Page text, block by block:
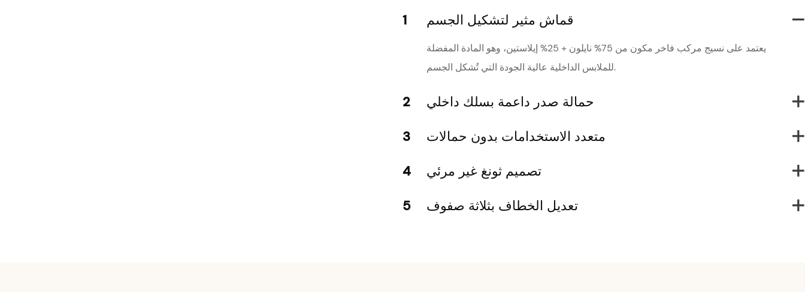
1 قماش مثير لتشكيل الجسم
يعتمد على نسيج مركب فاخر مكون من 75% نايلون + 25% إيلاستين، وهو المادة المفضلة
للملابس الداخلية عالية الجودة التي تُشكل الجسم.
2
حمالة صدر داعمة بسلك داخلي
3
متعدد الاستخدامات بدون حمالات
4
تصميم ثونغ غير مرئي
5
تعديل الخطاف بثلاثة صفوف